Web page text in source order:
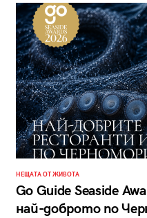
НЕЩАТА ОТ ЖИВОТА
Go Guide Seaside
най-доброто по